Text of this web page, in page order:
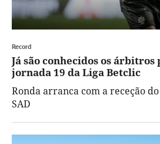
Record
Já são conhecidos os árbitros
jornada 19 da Liga Betclic
Ronda arranca com a receção do
SAD